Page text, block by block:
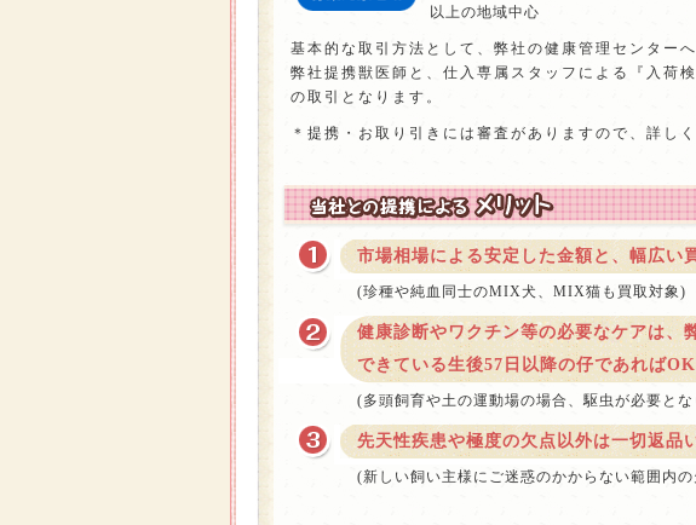
以上の地域中心
基本的な取引方法として、弊社の健康管理センター
弊社提携獣医師と、仕入専属スタッフによる『入荷
の取引となります。
＊提携・お取り引きには審査がありますので、詳し
市場相場による安定した金額と、幅広い
(珍種や純血同士のMIX犬、MIX猫も買取対象)
健康診断やワクチン等の必要なケアは、
できている生後57日以降の仔であれば
(多頭飼育や土の運動場の場合、駆虫が必要と
先天性疾患や極度の欠点以外は一切返品
(新しい飼い主様にご迷惑のかからない範囲内